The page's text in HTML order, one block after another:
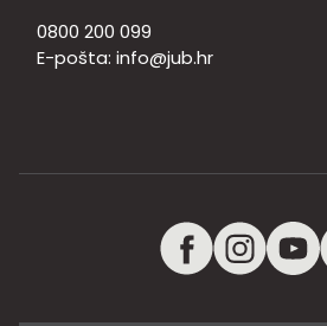
0800 200 099
E-pošta: info@jub.hr